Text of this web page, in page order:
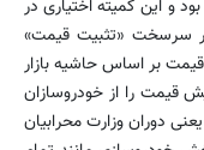
و این کمیته اختیاری در
سرسخت «تثبیت قیمت»
بر اساس حاشیه بازار
افزایش قیمت را از خودروسازان
دوران وزارت محرابیان